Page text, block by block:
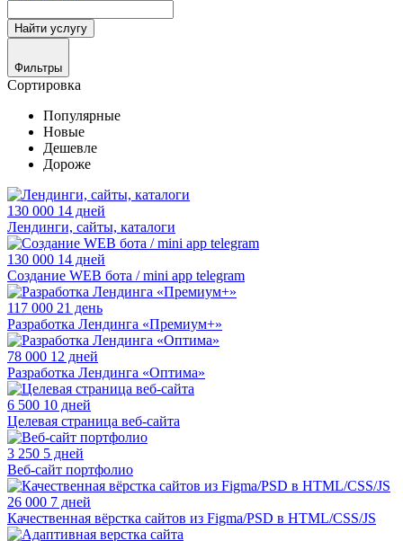
Найти услугу
Фильтры
Сортировка
Популярные
Новые
Дешевле
Дороже
130 000 14 дней
Лендинги, сайты, каталоги
130 000 14 дней
Создание WEB бота / mini app telegram
117 000 21 день
Разработка Лендинга «Премиум+»
78 000 12 дней
Разработка Лендинга «Оптима»
6 500 10 дней
Целевая страница веб-сайта
3 250 5 дней
Веб-сайт портфолио
26 000 7 дней
Качественная вёрстка сайтов из Figma/PSD в HTML/CSS/JS